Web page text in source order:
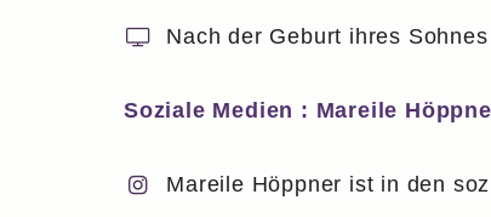
Nach der Geburt ihres
Soziale Medien : Mareile
Mareile Höppner ist in den